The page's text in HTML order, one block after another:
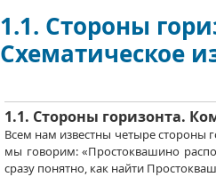
1.1. Стороны
Схематическое
1.1. Стороны горизонта.
Всем нам известны четыре стороны
мы говорим:«Простоквашино
сразу понятно, как найти